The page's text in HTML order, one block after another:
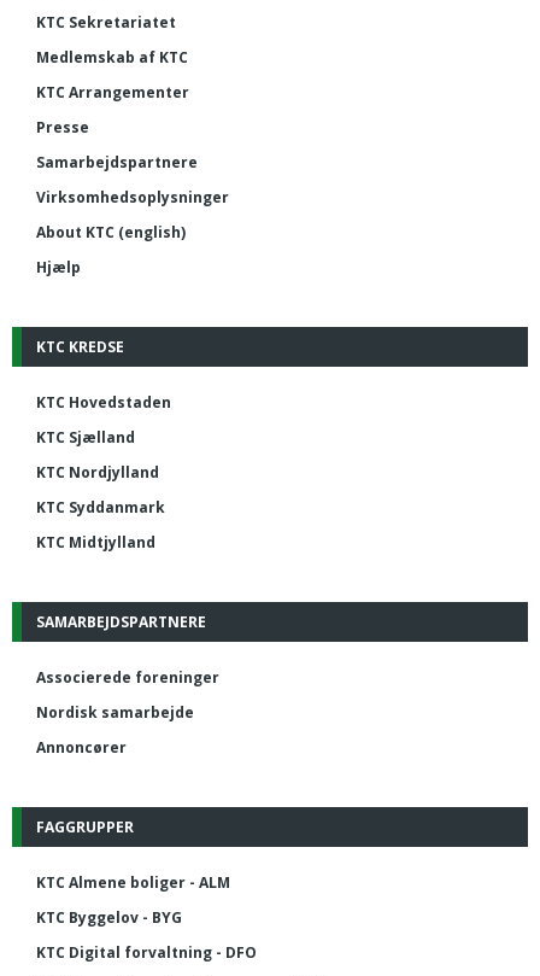
KTC Sekretariatet
Medlemskab af KTC
KTC Arrangementer
Presse
Samarbejdspartnere
Virksomhedsoplysninger
About KTC (english)
Hjælp
KTC KREDSE
KTC Hovedstaden
KTC Sjælland
KTC Nordjylland
KTC Syddanmark
KTC Midtjylland
SAMARBEJDSPARTNERE
Associerede foreninger
Nordisk samarbejde
Annoncører
FAGGRUPPER
KTC Almene boliger - ALM
KTC Byggelov - BYG
KTC Digital forvaltning - DFO